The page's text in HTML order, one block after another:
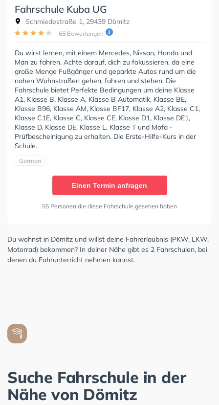
Fahrschule Kuba UG
Schmiedestraße 1, 29439 Dömitz
65 Bewertungen
Du wirst lernen, mit einem Mercedes, Nissan, Honda und
Man zu fahren. Achte darauf, dich zu fokussieren, da eine
große Menge Fußgänger und geparkte Autos rund um die
nahen Wohnstraßen gehen, fahren und stehen. Die
Fahrschule bietet Perfekte Bedingungen um deine Klasse
A1, Klasse B, Klasse A, Klasse B Automatik, Klasse BE,
Klasse B96, Klasse AM, Klasse BF17, Klasse A2, Klasse C1,
Klasse C1E, Klasse C, Klasse CE, Klasse D1, Klasse DE1,
Klasse D, Klasse DE, Klasse L, Klasse T und Mofa -
Prüfbescheinigung zu erhalten. Die Erste-Hilfe-Kurs in der
Schule.
German
Einen Termin anfragen
55 Personen die diese Fahrschule gesehen haben
Du wohnst in Dömitz und willst deine Fahrerlaubnis (PKW, LKW,
Motorrad) bekommen? In deiner Nähe gibt es 2 Fahrschulen, bei
denen du Fahrunterricht nehmen kannst.
Suche Fahrschule in der
Nähe von Dömitz